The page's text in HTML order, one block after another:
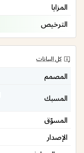
المزايا
الترخيص
كل البيانات
المصمم
المسبك
المسوّق
الإصدار